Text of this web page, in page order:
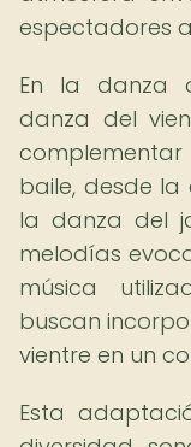
espectadores
En la danza
danza del
baile, desde
la danza del
melodías
música
buscan
vientre en un
Esta